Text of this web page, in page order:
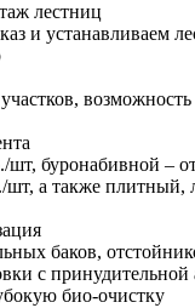
лестниц
и устанавливаем
возможность
шт, буронабивной –
шт, а также плитный,
баков,
с принудительной
био-очистку